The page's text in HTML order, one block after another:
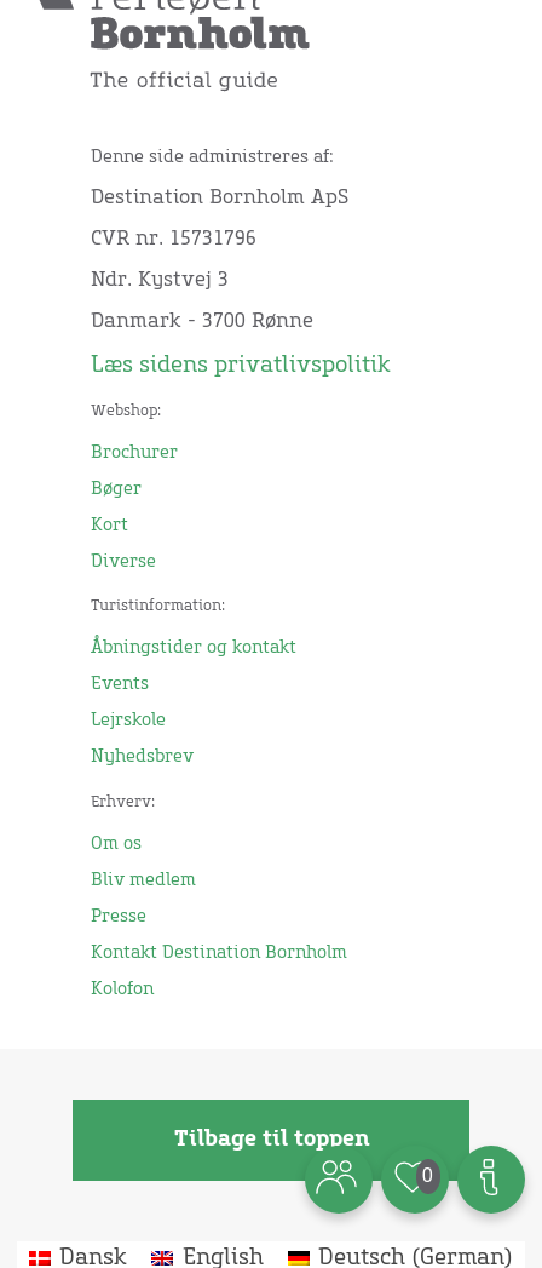
Denne side administreres af:
Destination Bornholm ApS
CVR nr. 15731796
Ndr. Kystvej 3
Danmark - 3700 Rønne
Læs sidens privatlivspolitik
Webshop:
Brochurer
Bøger
Kort
Diverse
Turistinformation:
Åbningstider og kontakt
Events
Lejrskole
Nyhedsbrev
Erhverv:
Om os
Bliv medlem
Presse
Kontakt Destination Bornholm
Kolofon
Tilbage til toppen
0
Dansk English Deutsch(German)